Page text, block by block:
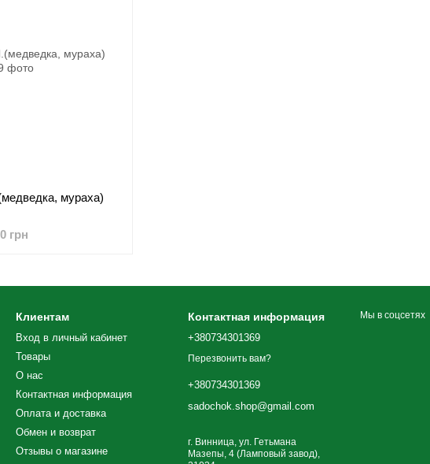
мураха)
грн
Клиентам
Вход в личный кабинет
Товары
О нас
Контактная информация
Оплата и доставка
Обмен и возврат
Отзывы о магазине
Контактная информация
+380734301369
Перезвонить вам?
+380734301369
sadochok.shop@gmail.com
г. Винница, ул. Гетьмана
Мазепы, 4 (Ламповый завод),
Мы в соцсетях